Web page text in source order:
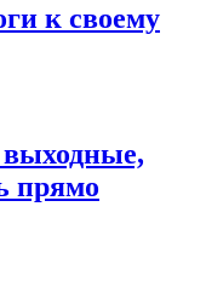
к своему
прямо